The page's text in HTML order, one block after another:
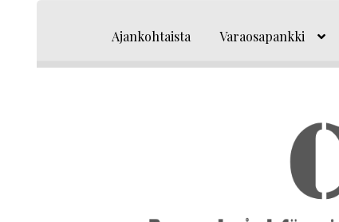
navigointiin
sisältöön
Ajankohtaista Varaosapankki